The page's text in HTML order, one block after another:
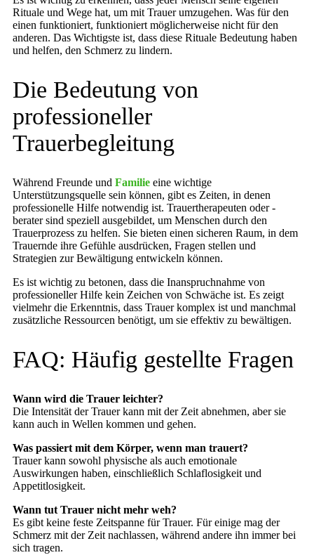
Rituale und Wege hat, um mit Trauer umzugehen. Was für den
einen funktioniert, funktioniert möglicherweise nicht für den
anderen. Das Wichtigste ist, dass diese Rituale Bedeutung haben
und helfen, den Schmerz zu lindern.
Die Bedeutung von
professioneller
Trauerbegleitung
Während Freunde und Familie eine wichtige
Unterstützungsquelle sein können, gibt es Zeiten, in denen
professionelle Hilfe notwendig ist. Trauertherapeuten oder -
berater sind speziell ausgebildet, um Menschen durch den
Trauerprozess zu helfen. Sie bieten einen sicheren Raum, in dem
Trauernde ihre Gefühle ausdrücken, Fragen stellen und
Strategien zur Bewältigung entwickeln können.
Es ist wichtig zu betonen, dass die Inanspruchnahme von
professioneller Hilfe kein Zeichen von Schwäche ist. Es zeigt
vielmehr die Erkenntnis, dass Trauer komplex ist und manchmal
zusätzliche Ressourcen benötigt, um sie effektiv zu bewältigen.
FAQ: Häufig gestellte Fragen
Wann wird die Trauer leichter?
Die Intensität der Trauer kann mit der Zeit abnehmen, aber sie
kann auch in Wellen kommen und gehen.
Was passiert mit dem Körper, wenn man trauert?
Trauer kann sowohl physische als auch emotionale
Auswirkungen haben, einschließlich Schlaflosigkeit und
Appetitlosigkeit.
Wann tut Trauer nicht mehr weh?
Es gibt keine feste Zeitspanne für Trauer. Für einige mag der
Schmerz mit der Zeit nachlassen, während andere ihn immer bei
sich tragen.